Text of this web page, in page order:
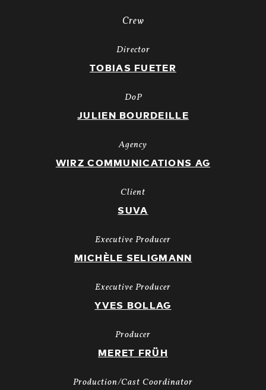
Crew
Director
TOBIAS FUETER
DoP
JULIEN BOURDEILLE
Agency
WIRZ COMMUNICATIONS AG
Client
SUVA
Executive Producer
MICHÈLE SELIGMANN
Executive Producer
YVES BOLLAG
Producer
MERET FRÜH
Production/Cast Coordinator